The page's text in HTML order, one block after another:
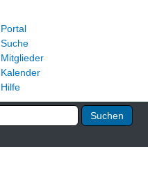
Portal
Suche
Mitglieder
Kalender
Hilfe